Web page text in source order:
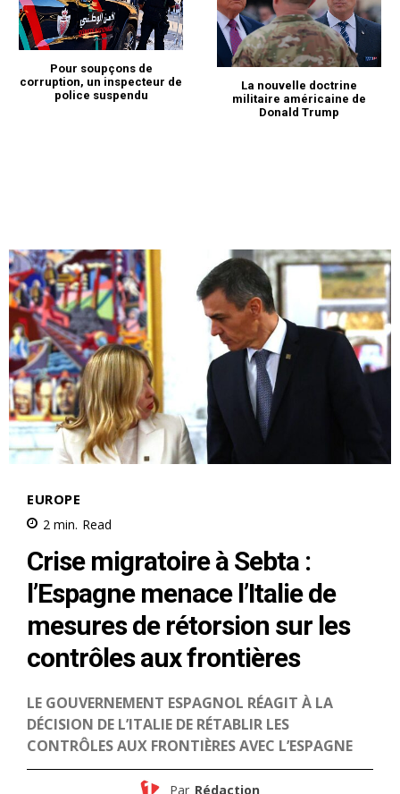
Pour soupçons de
corruption, un inspecteur de
police suspendu
La nouvelle doctrine
militaire américaine de
Donald Trump